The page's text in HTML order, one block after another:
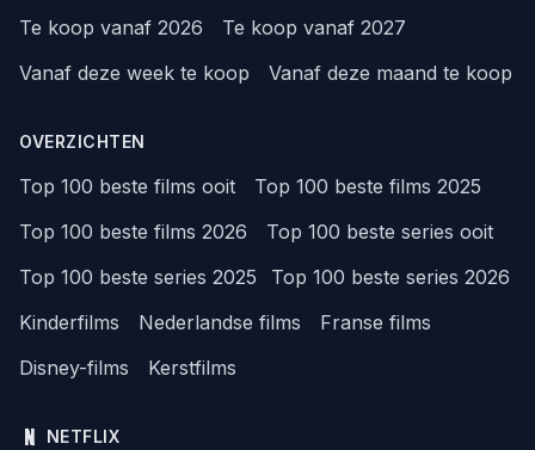
Te koop vanaf 2026
Te koop vanaf 2027
Vanaf deze week te koop
Vanaf deze maand te koop
OVERZICHTEN
Top 100 beste films ooit
Top 100 beste films 2025
Top 100 beste films 2026
Top 100 beste series ooit
Top 100 beste series 2025
Top 100 beste series 2026
Kinderfilms
Nederlandse films
Franse films
Disney-films
Kerstfilms
NETFLIX